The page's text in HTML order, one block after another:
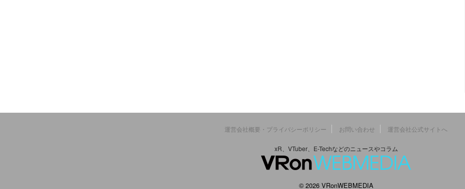
運営会社概要・プライバシーポリシー お問い合わせ 運営会社公式サイトへ
xR、VTuber、E-Techなどのニュースやコラム
© 2026 VRonWEBMEDIA